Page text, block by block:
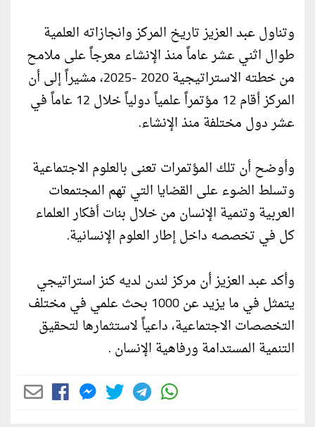
وتناول عبد العزيز تاريخ المركز وانجازاته العلمية
طوال اثني عشر عاماً منذ الإنشاء معرجاً على ملامح
من خطته الاستراتيجية 2020 -2025، مشيراً إلى أن
المركز أقام 12 مؤتمراً علمياً دولياً خلال 12 عاماً في
عشر دول مختلفة منذ الإنشاء.
وأوضح أن تلك المؤتمرات تعنى بالعلوم الاجتماعية
وتسلط الضوء على القضايا التي تهم المجتمعات
العربية وتنمية الإنسان من خلال بنات أفكار العلماء
كل في تخصصه داخل إطار العلوم الإنسانية.
وأكد عبد العزيز أن مركز لندن لديه كنز استراتيجي
يتمثل في ما يزيد عن 1000 بحث علمي في مختلف
التخصصات الاجتماعية، داعياً لاستثمارها لتحقيق
التنمية المستدامة ورفاهية الإنسان .